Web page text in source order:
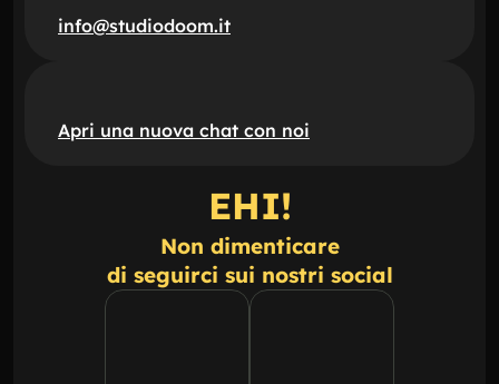
info@studiodoom.it
Apri una nuova chat con noi
EHI!
Non dimenticare
di seguirci sui nostri social